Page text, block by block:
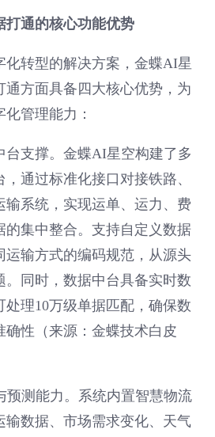
打通的核心功能优势
化转型的解决方案，金蝶AI星
通方面具备四大核心优势，为
管理能力：
台支撑。金蝶AI星空构建了多
通过标准化接口对接铁路、
输系统，实现运单、运力、费
的集中整合。支持自定义数据
运输方式的编码规范，从源头
。同时，数据中台具备实时数
理10万级单据匹配，确保数
确性（来源：金蝶技术白皮
预测能力。系统内置智慧物流
输数据、市场需求变化、天气